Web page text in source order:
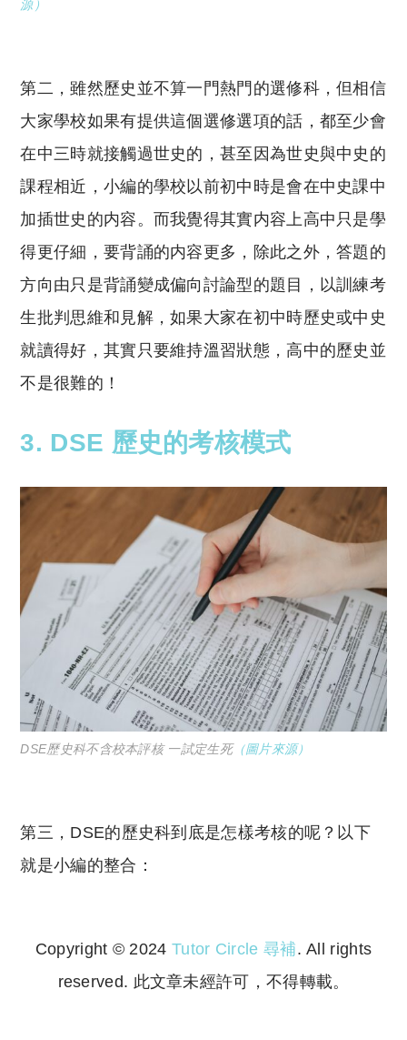
源）
第二，雖然歷史並不算一門熱門的選修科，但相信
大家學校如果有提供這個選修選項的話，都至少會
在中三時就接觸過世史的，甚至因為世史與中史的
課程相近，小編的學校以前初中時是會在中史課中
加插世史的内容。而我覺得其實内容上高中只是學
得更仔細，要背誦的内容更多，除此之外，答題的
方向由只是背誦變成偏向討論型的題目，以訓練考
生批判思維和見解，如果大家在初中時歷史或中史
就讀得好，其實只要維持溫習狀態，高中的歷史並
不是很難的！
3. DSE 歷史的考核模式
DSE歷史科不含校本評核 一試定生死（圖片來源）
第三，DSE的歷史科到底是怎樣考核的呢？以下
就是小編的整合：
Copyright © 2024 Tutor Circle 尋補. All rights
reserved. 此文章未經許可，不得轉載。